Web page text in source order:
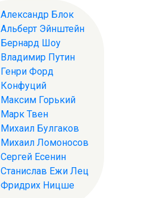
Александр Блок
Альберт Эйнштейн
Бернард Шоу
Владимир Путин
Генри Форд
Конфуций
Максим Горький
Марк Твен
Михаил Булгаков
Михаил Ломоносов
Сергей Есенин
Станислав Ежи Лец
Фридрих Ницше